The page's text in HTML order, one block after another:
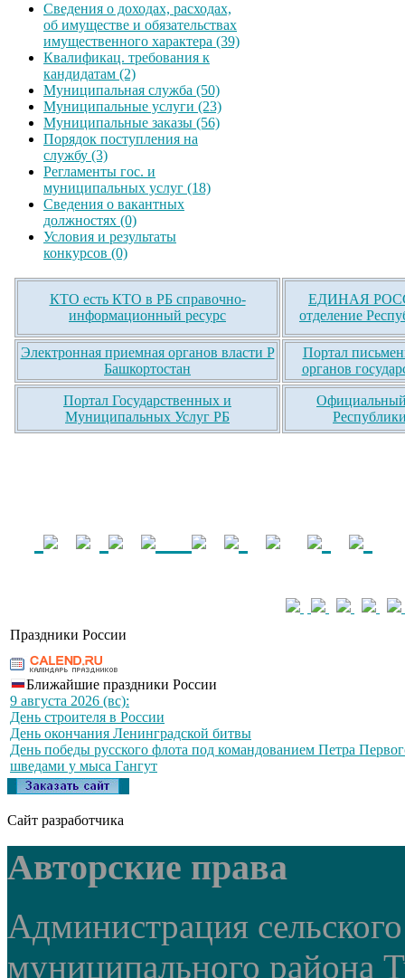
Сведения о доходах, расходах,
об имуществе и обязательствах
имущественного характера (39)
Квалификац. требования к
кандидатам (2)
Муниципальная служба (50)
Муниципальные услуги (23)
Муниципальные заказы (56)
Порядок поступления на
службу (3)
Регламенты гос. и
муниципальных услуг (18)
Сведения о вакантных
должностях (0)
Условия и результаты
конкурсов (0)
КТО есть КТО в РБ справочно-
информационный ресурс
ЕДИНАЯ
отделение
Электронная приемная органов власти Р
Башкортостан
Портал
органов
Портал Государственных и
Муниципальных Услуг РБ
Официальный
Праздники России
Ближайшие праздники России
9 августа 2026 (вс):
День строителя в России
День окончания Ленинградской битвы
День победы русского флота под командованием Петра
шведами у мыса Гангут
Сайт разработчика
Авторские права
Администрация
муниципального района